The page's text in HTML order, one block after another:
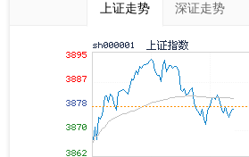
上证走势 深证走势